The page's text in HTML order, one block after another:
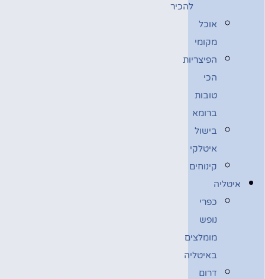
להכיר
אוכל
מקומי
הפיצריות
הכי
טובות
ברומא
בישול
איטלקי
קינוחים
איטליה
כפרי
נופש
מומלצים
באיטליה
דרום